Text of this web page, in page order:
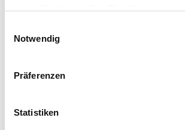
nutzt. Sie können Ihre Einwilligung
Trigger Symbol ändern oder widerrufen
Informationen über Ihre
können
Notwendig
Präferenzen
Statistiken
Kilométrage (lire)